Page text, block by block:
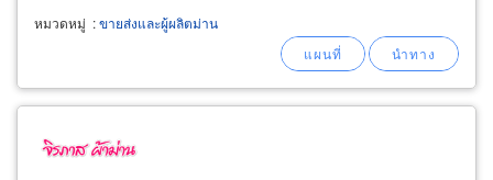
หมวดหมู่ :ขายส่งและผู้ผลิตม่าน